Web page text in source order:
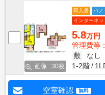
画像 : 30枚
即入居 パノ
インターネ
5.8万円
管理費等
敷
なし
1-2階
空室確認 無料